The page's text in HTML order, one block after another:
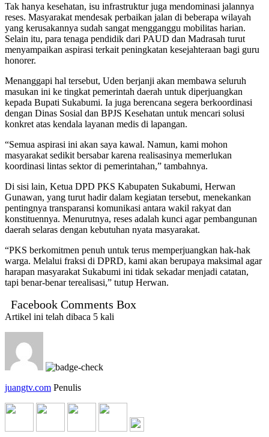
Tak hanya kesehatan, isu infrastruktur juga mendominasi jalannya
reses. Masyarakat mendesak perbaikan jalan di beberapa wilayah
yang kerusakannya sudah sangat mengganggu mobilitas harian.
Selain itu, para tenaga pendidik dari PAUD dan Madrasah turut
menyampaikan aspirasi terkait peningkatan kesejahteraan bagi guru
honorer.
Menanggapi hal tersebut, Uden berjanji akan membawa seluruh
masukan ini ke tingkat pemerintah daerah untuk diperjuangkan
kepada Bupati Sukabumi. Ia juga berencana segera berkoordinasi
dengan Dinas Sosial dan BPJS Kesehatan untuk mencari solusi
konkret atas kendala layanan medis di lapangan.
“Semua aspirasi ini akan saya kawal. Namun, kami mohon
masyarakat sedikit bersabar karena realisasinya memerlukan
koordinasi lintas sektor di pemerintahan,” tambahnya.
Di sisi lain, Ketua DPD PKS Kabupaten Sukabumi, Herwan
Gunawan, yang turut hadir dalam kegiatan tersebut, menekankan
pentingnya transparansi komunikasi antara wakil rakyat dan
konstituennya. Menurutnya, reses adalah kunci agar pembangunan
daerah selaras dengan kebutuhan nyata masyarakat.
“PKS berkomitmen penuh untuk terus memperjuangkan hak-hak
warga. Melalui fraksi di DPRD, kami akan berupaya maksimal agar
harapan masyarakat Sukabumi ini tidak sekadar menjadi catatan,
tapi benar-benar terealisasi,” tutup Herwan.
Facebook Comments Box
Artikel ini telah dibaca 5 kali
juangtv.com Penulis